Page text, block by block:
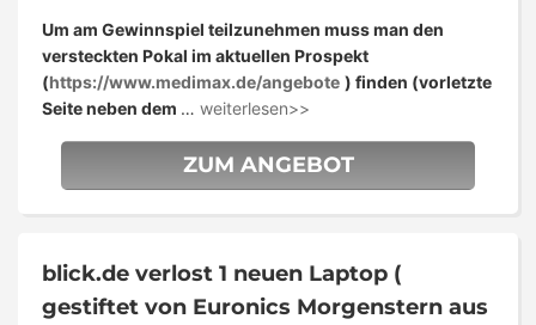
Um am Gewinnspiel teilzunehmen muss man den
versteckten Pokal im aktuellen Prospekt
(https://www.medimax.de/angebote ) finden (vorletzte
Seite neben dem … weiterlesen>>
ZUM ANGEBOT
blick.de verlost 1 neuen Laptop (
gestiftet von Euronics Morgenstern aus